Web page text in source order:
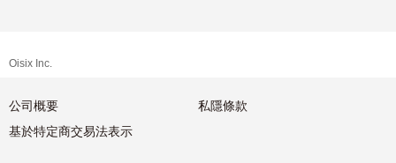
Oisix Inc.
公司概要
私隱條款
基於特定商交易法表示